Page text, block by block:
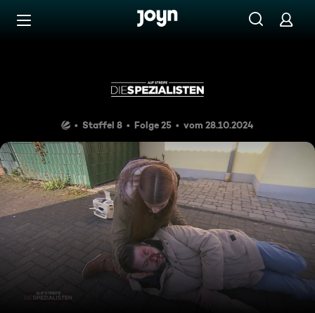
Zum Inhalt springen
Staffel 8 Folge 25 vom 28.10.2024